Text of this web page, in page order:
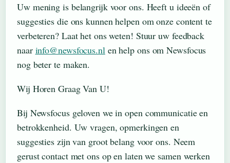
Uw mening is belangrijk voor ons. Heeft u ideeën of
suggesties die ons kunnen helpen om onze content te
verbeteren? Laat het ons weten! Stuur uw feedback
naar info@newsfocus.nlen help ons om Newsfocus
nog beter te maken.
Wij Horen Graag Van U!
Bij Newsfocus geloven we in open communicatie en
betrokkenheid. Uw vragen, opmerkingen en
suggesties zijn van groot belang voor ons. Neem
gerust contact met ons op en laten we samen werken